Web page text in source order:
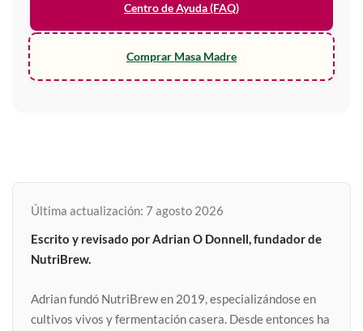
Centro de Ayuda (FAQ)
Comprar Masa Madre
Última actualización: 7 agosto 2026
Escrito y revisado por Adrian O Donnell, fundador de
NutriBrew.
Adrian fundó NutriBrew en 2019, especializándose en
cultivos vivos y fermentación casera. Desde entonces ha